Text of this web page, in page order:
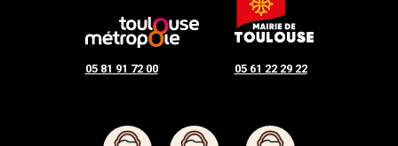
05 81 91 72 00 05 61 22 29 22